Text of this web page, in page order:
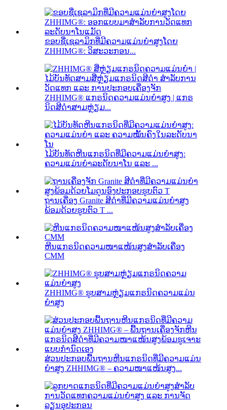
ຂອບຊື່ເຊລາມິກທີ່ມີຄວາມແມ່ນຍໍາສູງໂດຍ
ZHHIMG®: ວິສະວະກອນ...
ZHHIMG® ແກຣນິດຄວາມແມ່ນຍໍາສູງ | ແກຣ
ນິດສີດໍາສາມຫຼ່ຽມ...
ໄມ້ບັນທັດຫີນແກຣນິດທີ່ມີຄວາມແມ່ນຍໍາສູງ:
ຄວາມແມ່ນຍໍາລະດັບນາໂນ ແລະ ...
ຖານເຄື່ອງ Granite ສີດຳທີ່ມີຄວາມແມ່ນຍໍາສູງ
ພ້ອມດ້ວຍຮູບຕົວ T ...
ຫີນແກຣນິດຄວາມໜາແໜ້ນສູງສຳລັບເຄື່ອງ
CMM
ZHHIMG® ຮູບສາມຫຼ່ຽມແກຣນິດຄວາມແມ່ນ
ຍໍາສູງ
ສ່ວນປະກອບພື້ນຖານຫີນແກຣນິດທີ່ມີຄວາມແມ່ນ
ຍໍາສູງ ZHHIMG® – ຄວາມໜາແໜ້ນສູງ...